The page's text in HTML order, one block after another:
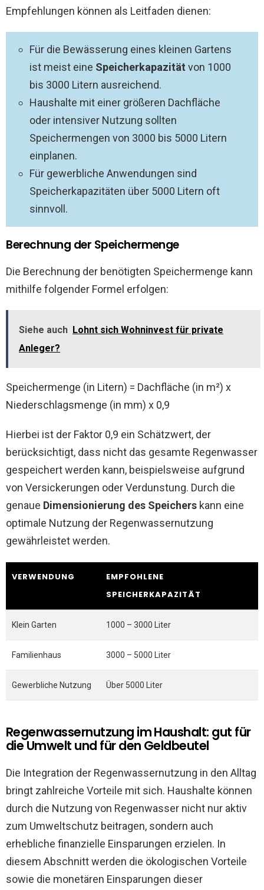
Empfehlungen können als Leitfaden dienen:
Für die Bewässerung eines kleinen Gartens
ist meist eine Speicherkapazität von 1000
bis 3000 Litern ausreichend.
Haushalte mit einer größeren Dachfläche
oder intensiver Nutzung sollten
Speichermengen von 3000 bis 5000 Litern
einplanen.
Für gewerbliche Anwendungen sind
Speicherkapazitäten über 5000 Litern oft
sinnvoll.
Berechnung der Speichermenge
Die Berechnung der benötigten Speichermenge kann
mithilfe folgender Formel erfolgen:
Siehe auch Lohnt sich Wohninvest für private
Anleger?
Speichermenge (in Litern) = Dachfläche (in m²) x
Niederschlagsmenge (in mm) x 0,9
Hierbei ist der Faktor 0,9 ein Schätzwert, der
berücksichtigt, dass nicht das gesamte Regenwasser
gespeichert werden kann, beispielsweise aufgrund
von Versickerungen oder Verdunstung. Durch die
genaue Dimensionierung des Speichers kann eine
optimale Nutzung der Regenwassernutzung
gewährleistet werden.
VERWENDUNG
EMPFOHLENE
SPEICHERKAPAZITÄT
Klein Garten 1000 – 3000 Liter
Familienhaus 3000 – 5000 Liter
Gewerbliche Nutzung Über 5000 Liter
Regenwassernutzung im Haushalt: gut für
die Umwelt und für den Geldbeutel
Die Integration der Regenwassernutzung in den Alltag
bringt zahlreiche Vorteile mit sich. Haushalte können
durch die Nutzung von Regenwasser nicht nur aktiv
zum Umweltschutz beitragen, sondern auch
erhebliche finanzielle Einsparungen erzielen. In
diesem Abschnitt werden die ökologischen Vorteile
sowie die monetären Einsparungen dieser